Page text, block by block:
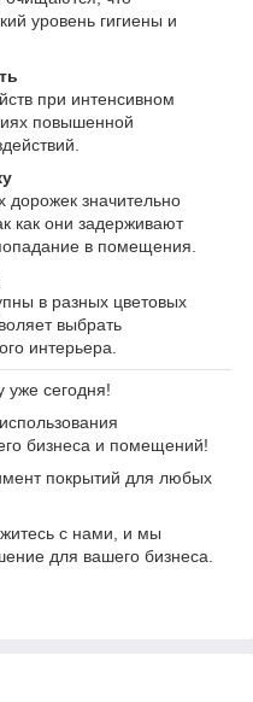
уровень гигиены и
при интенсивном
повышенной
дорожек значительно
как они задерживают
в помещения.
в разных цветовых
выбрать
интерьера.
уже сегодня!
бизнеса и помещений!
покрытий для любых
с нами, и мы
для вашего бизнеса.